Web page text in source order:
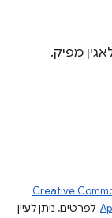
מפיק.
Creative
. לפרטים, ניתן לעיין